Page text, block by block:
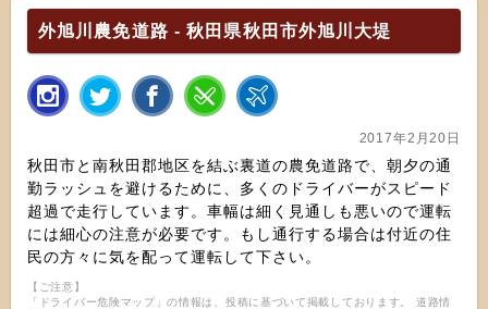
外旭川農免道路 - 秋田県秋田市外旭川大堤
2017年2月20日
秋田市と南秋田郡地区を結ぶ裏道の農免道路で、朝夕の通
勤ラッシュを避けるために、多くのドライバーがスピード
超過で走行しています。車幅は細く見通しも悪いので運転
には細心の注意が必要です。もし通行する場合は付近の住
民の方々に気を配って運転して下さい。
【ご注意】
「ドライバー危険マップ」の情報は、投稿に基づいて掲載しております。 道路情